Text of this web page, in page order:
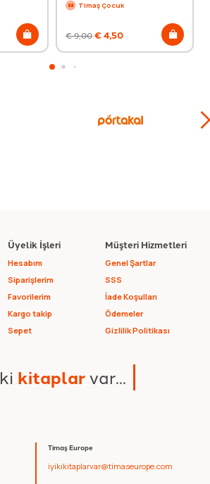
Timaş Çocuk
€9,00€4,50
Timaş Europe
iyikikitaplarvar@timaseurope.com
Üyelik İşleri
Hesabım
Siparişlerim
Favorilerim
Kargo takip
Sepet
Müşteri Hizmetleri
Genel Şartlar
SSS
İade Koşulları
Ödemeler
Gizlilik Politikası
ki kitaplarvar...